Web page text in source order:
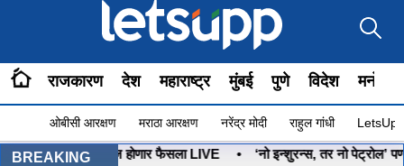
राजकारण देश महाराष्ट्र मुंबई पुणे विदेश
ओबीसी आरक्षण मराठा आरक्षण नरेंद्र मोदी राहुल गांधी
BREAKING
कोणाचा? आज होणार फैसला LIVE • ‘नो इन्शुरन्स, तर नो पेट्रोल’ पण,